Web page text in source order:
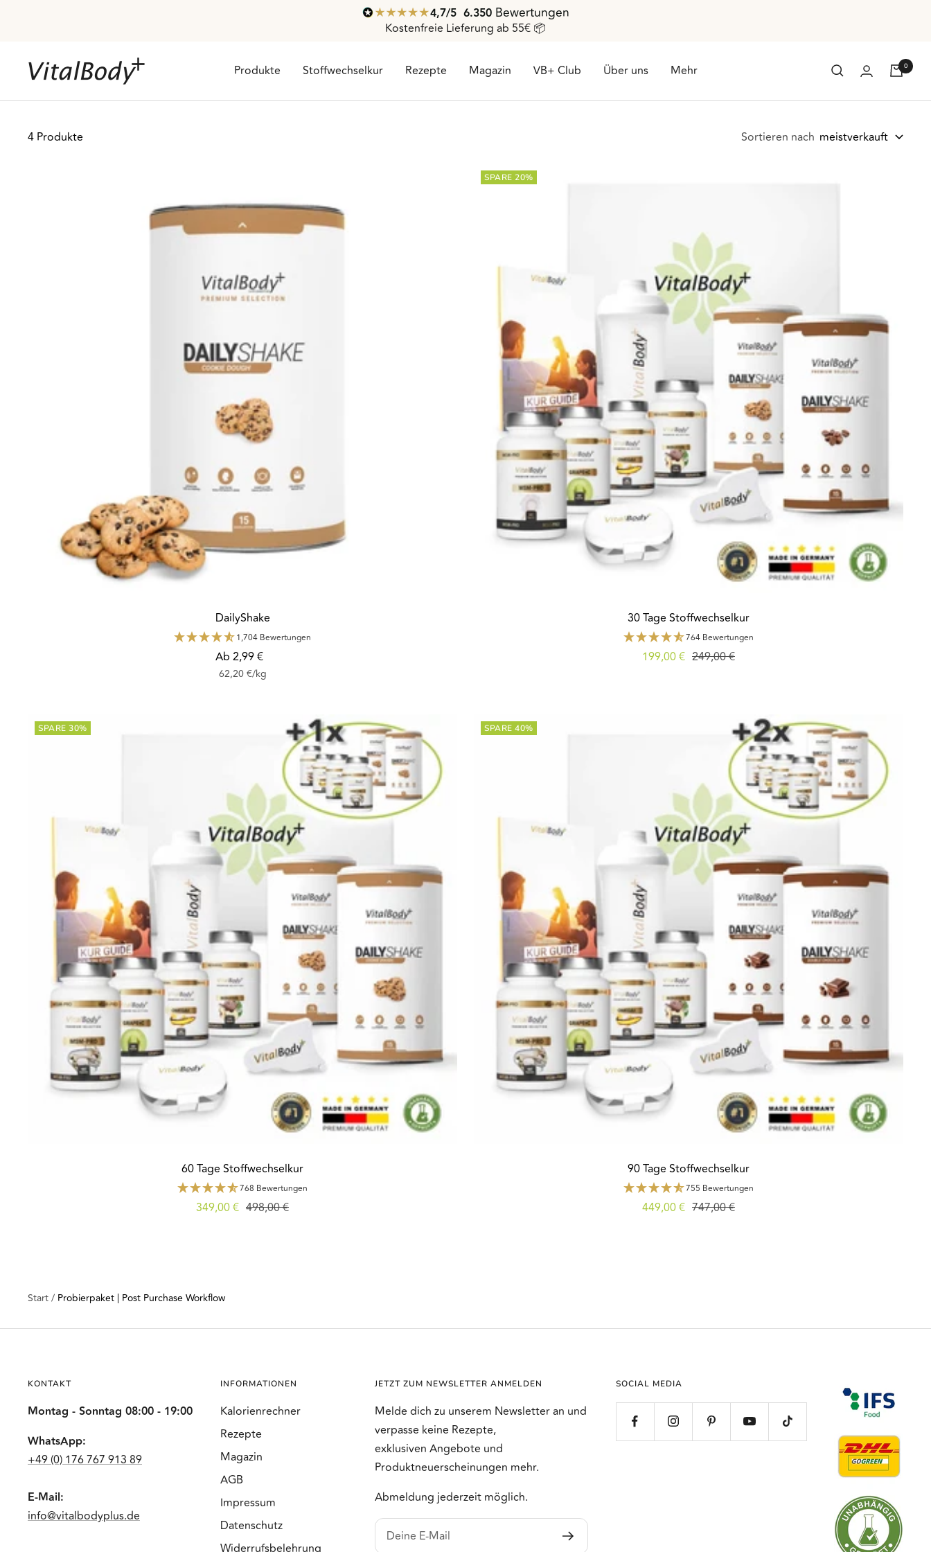
4,7/ 5 6.350 Bewertungen
Kostenfreie Lieferung ab 55€ 📦
Produkte Stoffwechselkur Rezepte Magazin VB+ Club Über uns Mehr
VitalBodyPLUS.de 0
4 Produkte Sortieren nach meistverkauft
DailyShake
1,704 Bewertungen
Angebotspreis
Ab 2,99 €
62,20 €/kg
SPARE 20%
30 Tage Stoffwechselkur
764 Bewertungen
Angebotspreis
199,00 € Regulärer
249,00 €
SPARE 30%
60 Tage Stoffwechselkur
768 Bewertungen
Angebotspreis
349,00 € Regulärer
498,00 €
SPARE 40%
90 Tage Stoffwechselkur
755 Bewertungen
Angebotspreis
449,00 € Regulärer
747,00 €
Start Probierpaket | Post Purchase Workflow
KONTAKT
Montag - Sonntag 08:00 - 19:00
WhatsApp:
+49 (0) 176 767 913 89
E-Mail:
info@vitalbodyplus.de
INFORMATIONEN
Kalorienrechner
Rezepte
Magazin
AGB
Impressum
Datenschutz
Widerrufsbelehrung
JETZT ZUM NEWSLETTER ANMELDEN
Melde dich zu unserem Newsletter an und
verpasse keine Rezepte,
exklusiven Angebote und
Produktneuerscheinungen mehr.
Abmeldung jederzeit möglich.
Deine E-Mail
SOCIAL MEDIA